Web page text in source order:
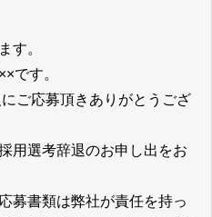
す。
す。
ご応募頂きありがとうござ
用選考辞退のお申し出をお
募書類は弊社が責任を持っ